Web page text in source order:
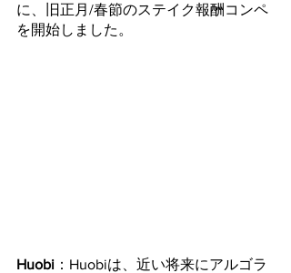
に、旧正月/春節のステイク報酬コンペ
を開始しました。
Huobi ：Huobiは、近い将来にアルゴラ